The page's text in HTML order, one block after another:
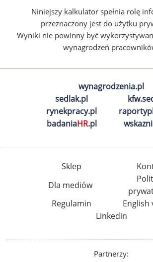
Niniejszy kalkulator spełnia rolę
przeznaczony jest do użytku
Wyniki nie powinny być
wynagrodzeń
wynagrodzenia.pl
sedlak.pl
rynekpracy.pl
badaniaHR.pl
Sklep
Dla mediów
Regulamin
English
Linkedin
Partnerzy: